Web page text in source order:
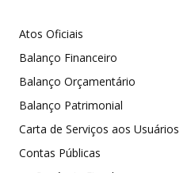
Atos Oficiais
Balanço Financeiro
Balanço Orçamentário
Balanço Patrimonial
Carta de Serviços aos Usuários
Contas Públicas